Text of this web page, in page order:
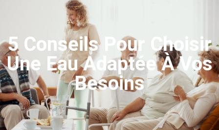
5 Conseils Pour Choisir
Une Eau Adaptée À Vos
Besoins